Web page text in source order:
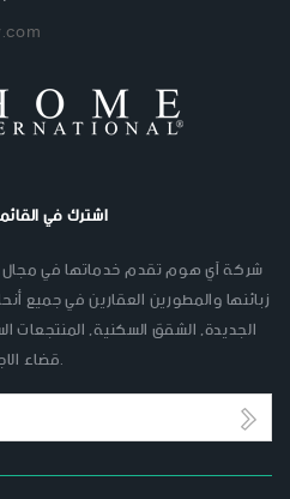
اشترك في
شركة آي هوم تقدم خدماتها في مجال
زبائنها والمطورين العقارين في جميع
الجديدة, الشقق السكنية, المنتجعات
قضاء الاجازة.